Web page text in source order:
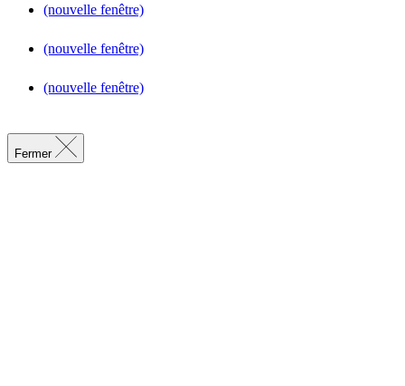
(nouvelle fenêtre)
(nouvelle fenêtre)
(nouvelle fenêtre)
Fermer